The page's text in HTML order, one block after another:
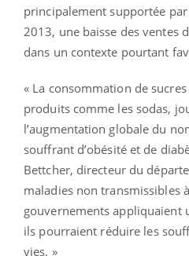
principalement supportée
2013, une baisse des ventes
dans un contexte pourtant
« La consommation de
produits comme les sodas,
l’augmentation globale du
souffrant d’obésité et de
Bettcher, directeur du
maladies non transmissibles à
gouvernements appliquaient
ils pourraient réduire les
vies. »